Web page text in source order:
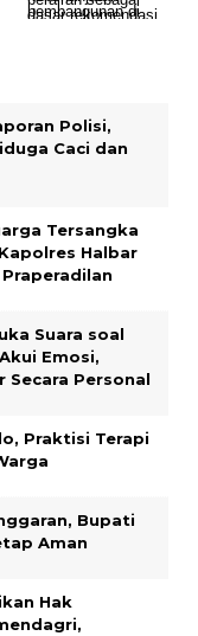
Polisi,
Caci dan
Tersangka
Halbar
Suara soal
Emosi,
Personal
Praktisi Terapi
Bupati
Aman
Hak